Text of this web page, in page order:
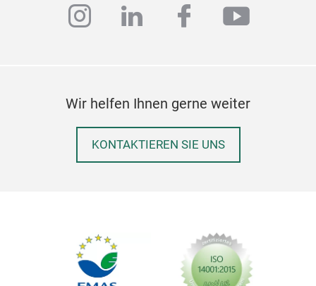
instagram
linkedinfacebook
Wir helfen Ihnen gerne weiter
KONTAKTIEREN SIE UNS